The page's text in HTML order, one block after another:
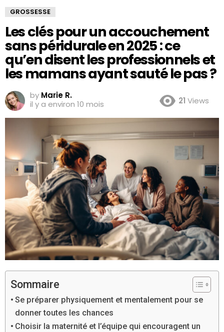
GROSSESSE
Les clés pour un accouchement
sans péridurale en 2025 : ce
qu’en disent les professionnels et
les mamans ayant sauté le pas ?
by Marie R.
il y a environ 10 mois
21 Views
Sommaire
Se préparer physiquement et mentalement pour se
donner toutes les chances
Choisir la maternité et l’équipe qui encouragent un